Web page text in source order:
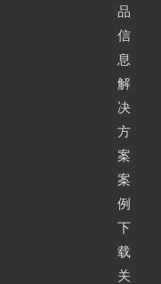
品
信
息
解
决
方
案
案
例
下
载
关